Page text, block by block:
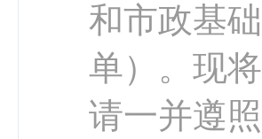
和市政基
单）。 现
请一并遵